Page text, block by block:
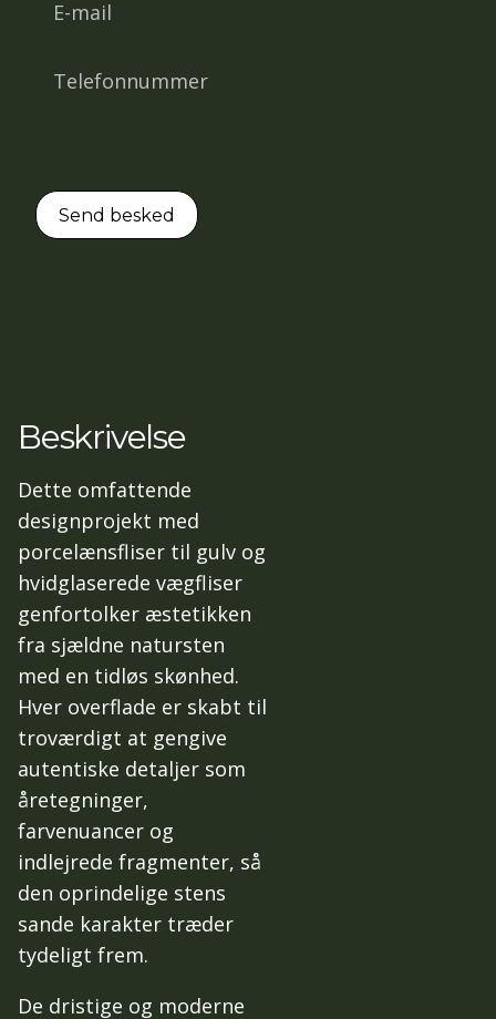
Beskrivelse
Dette omfattende
designprojekt med
porcelænsfliser til gulv og
hvidglaserede vægfliser
genfortolker æstetikken
fra sjældne natursten
med en tidløs skønhed.
Hver overflade er skabt til
troværdigt at gengive
autentiske detaljer som
åretegninger,
farvenuancer og
indlejrede fragmenter, så
den oprindelige stens
sande karakter træder
tydeligt frem.
De dristige og moderne